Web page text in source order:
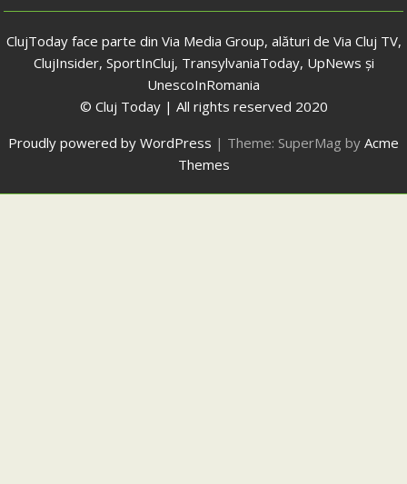
ClujToday face parte din Via Media Group, alături de Via Cluj TV,
ClujInsider, SportInCluj, TransylvaniaToday, UpNews și
UnescoInRomania
© Cluj Today | All rights reserved 2020
Proudly powered by WordPress | Theme: SuperMag by Acme
Themes